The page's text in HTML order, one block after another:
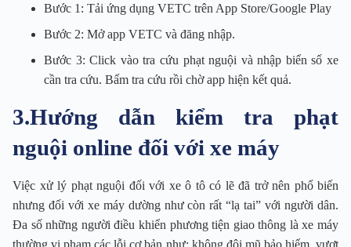
Bước 1: Tải ứng dụng VETC trên App Store/Google Play
Bước 2: Mở app VETC và đăng nhập.
Bước 3: Click vào tra cứu phạt nguội và nhập biển số xe
cần tra cứu. Bấm tra cứu rồi chờ app hiện kết quả.
3.Hướng dẫn kiểm tra phạt
nguội online đối với xe máy
Việc xử lý phạt nguội đối với xe ô tô có lẽ đã trở nên phổ biến
nhưng đối với xe máy dường như còn rất “lạ tai” với người dân.
Đa số những người điều khiển phương tiện giao thông là xe máy
thường vi phạm các lỗi cơ bản như: không đội mũ bảo hiểm, vượt